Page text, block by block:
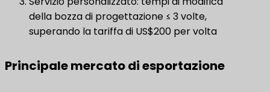
della bozza di progettazione ≤ 3 volte,
superando la tariffa di US$200 per volta
Principale mercato di esportazione